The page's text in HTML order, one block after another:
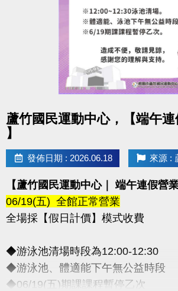
-IG : @luzhusports
蘆竹國民運動中心，【端午連
】
發佈日期 : 2026.06.18 來源 :
【蘆竹國民運動中心｜ 端午連假營業
06/19(五) 全館正常營業
全場採【假日計價】模式收費
◆游泳池清場時段為12:00-12:30
◆游泳池、體適能下午無公益時段
◆06/19(五)期課課程暫停乙次